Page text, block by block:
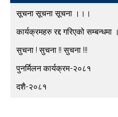
सूचना सूचना सूचना ।।।
कार्यक्रमहरु रद्द गरिएको सम्बन्धमा ।
सुचना ! सुचना !! सुचना !!!
पुनर्मिलन कार्यक्रम-२०८१
दशै-२०८१